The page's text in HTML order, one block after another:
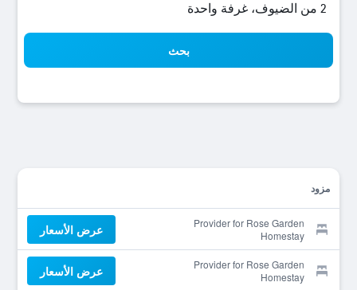
2 من الضيوف، غرفة واحدة
بحث
مزود
Provider for Rose Garden
Homestay
عرض الأسعار
Provider for Rose Garden
Homestay
عرض الأسعار